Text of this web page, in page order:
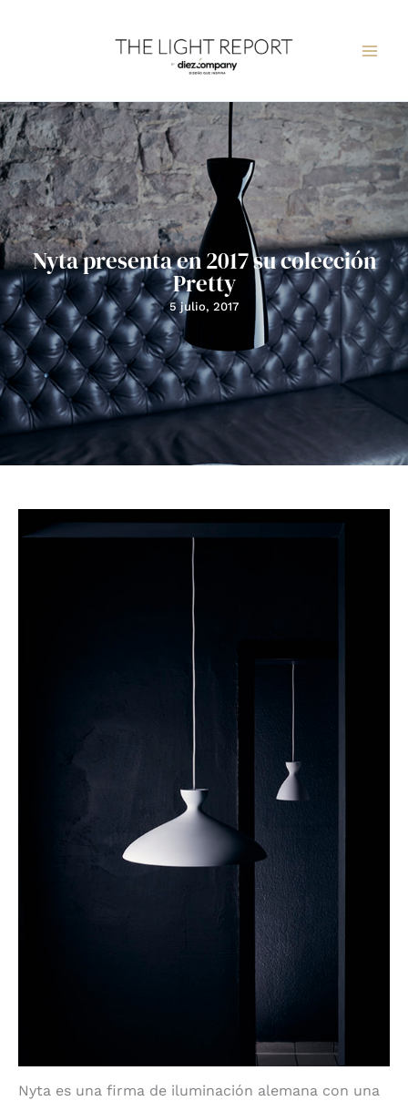
Nyta presenta en 2017 su colección
Pretty
5 julio, 2017
Nyta es una firma de iluminación alemana con una